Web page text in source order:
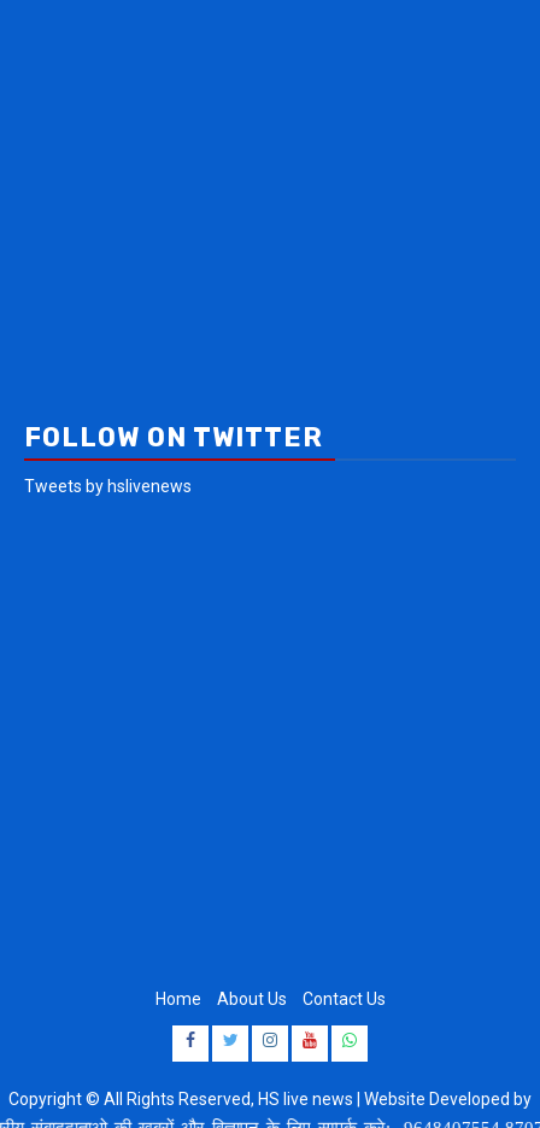
FOLLOW ON TWITTER
Tweets by hslivenews
Home About Us Contact Us
Facebook
Twitter
Instagram
Youtube
Whatsapp
Copyright © All Rights Reserved, HS live news | Website Developed by